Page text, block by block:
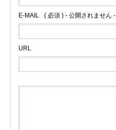
E-MAIL ( 必須 ) - 公開されません -
URL